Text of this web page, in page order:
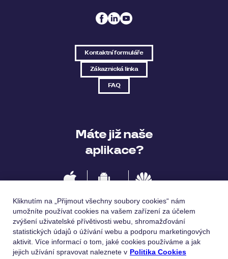
Kontaktní formuláře
Zákaznická linka
FAQ
Máte již naše
aplikace?
Jazykové verze
Kliknutím na „Přijmout všechny soubory cookies“ nám
umožníte používat cookies na vašem zařízení za účelem
zvýšení uživatelské přívětivosti webu, shromažďování
statistických údajů o úžívání webu a podporu marketingových
aktivit. Více informací o tom, jaké cookies používáme a jak
jejich užívání spravovat naleznete v Politika Cookies